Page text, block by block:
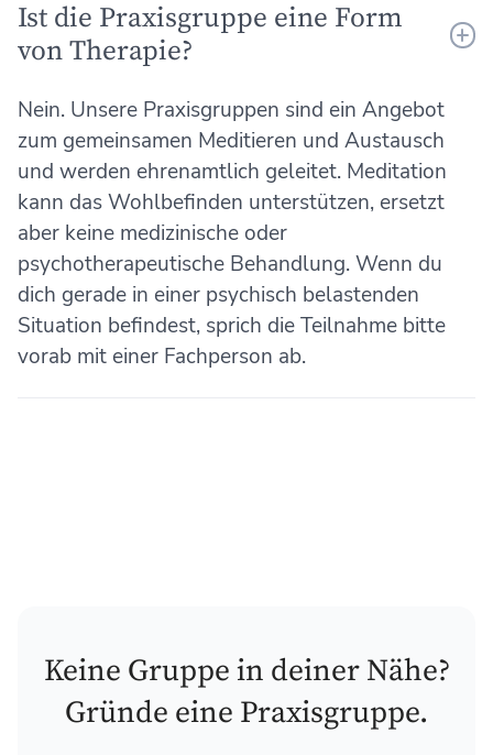
Ist die Praxisgruppe eine Form
von Therapie?
Nein. Unsere Praxisgruppen sind ein Angebot
zum gemeinsamen Meditieren und Austausch
und werden ehrenamtlich geleitet. Meditation
kann das Wohlbefinden unterstützen, ersetzt
aber keine medizinische oder
psychotherapeutische Behandlung. Wenn du
dich gerade in einer psychisch belastenden
Situation befindest, sprich die Teilnahme bitte
vorab mit einer Fachperson ab.
Keine Gruppe in deiner Nähe?
Gründe eine Praxisgruppe.